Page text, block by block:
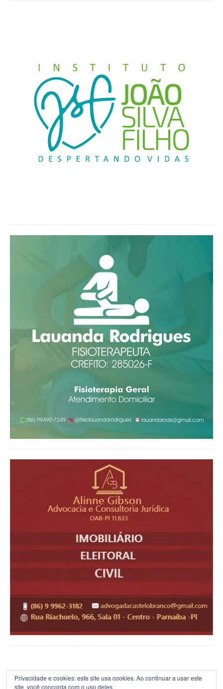
Privacidade e cookies: este site usa cookies. Ao continuar a usar este
site, você concorda com o uso deles.